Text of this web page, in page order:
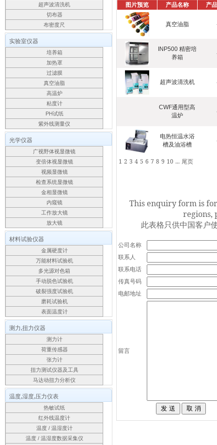
超声波清洗机
切布器
布密度尺
实验室仪器
培养箱
加热罩
过滤膜
真空油脂
高温炉
粘度计
PH试纸
紫外线测量仪
光学仪器
广视野体视显微镜
变倍体视显微镜
视频显微镜
检查系统显微镜
金相显微镜
内窥镜
工作放大镜
放大镜
材料试验仪器
金属硬度计
万能材料试验机
多光源对色箱
手动脱色试验机
破裂强度试验机
磨耗试验机
表面温度计
测力,扭力仪器
测力计
荷重传感器
张力计
扭力测试仪器及工具
马达动扭力分析仪
温度,湿度,压力仪表
热敏试纸
红外线温度计
温度 / 温湿度计
温度 / 温湿度数据采集仪
图片预览 产品名称 产
真空油脂
INP500 精密培
养箱
超声波清洗机
CWF通用型高
温炉
电热恒温水浴
槽及油浴槽
1 2 3 4 5 6 7 8 9 10 ... 尾页
This enquiry form is
regions,
此表格只供中国客户
公司名称
联系人
联系电话
传真号码
电邮地址
留言